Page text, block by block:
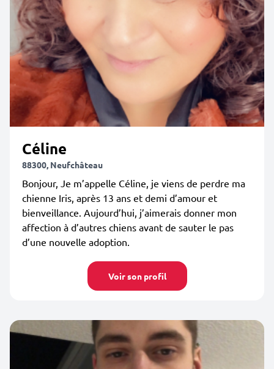
Céline
88300, Neufchâteau
Bonjour, Je m’appelle Céline, je viens de perdre ma
chienne Iris, après 13 ans et demi d’amour et
bienveillance. Aujourd’hui, j’aimerais donner mon
affection à d’autres chiens avant de sauter le pas
d’une nouvelle adoption.
Voir son profil